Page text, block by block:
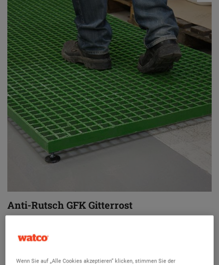
Anti-Rutsch GFK Gitterrost
Korrosionsbeständig
Verstellbare Füße für unebene Flächen
Wenn Sie auf „Alle Cookies akzeptieren“ klicken, stimmen Sie der